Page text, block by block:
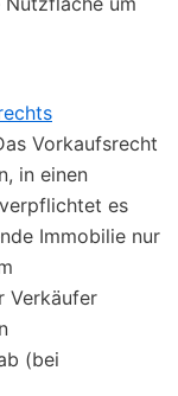
Vorkaufsrecht
in einen
es
Immobilie nur
Verkäufer
(bei